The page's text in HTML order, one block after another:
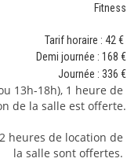
Fitness
Tarif horaire : 42 €
Demi journée : 168 €
Journée : 336 €
13h-18h), 1 heure de
de la salle est offerte.
heures de location de
la salle sont offertes.